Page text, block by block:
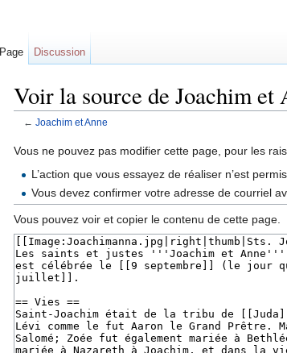
Voir la source de Joachim et
← Joachim et Anne
Vous ne pouvez pas modifier cette page, pour les
L’action que vous essayez de réaliser n’est
Vous devez confirmer votre adresse de courriel
Vous pouvez voir et copier le contenu de cette page.
Page Discussion